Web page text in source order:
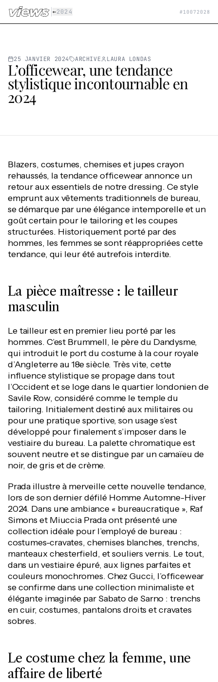
Aller au contenu principal
←2024 # 10072028
25 JANVIER 2024 ARCHIVE LAURA LONDAS
L’officewear, une tendance
stylistique incontournable en
2024
Blazers, costumes, chemises et jupes crayon
rehaussés, la tendance officewear annonce un
retour aux essentiels de notre dressing. Ce style
emprunt aux vêtements traditionnels de bureau,
se démarque par une élégance intemporelle et un
goût certain pour le tailoring et les coupes
structurées. Historiquement porté par des
hommes, les femmes se sont réappropriées cette
tendance, qui leur été autrefois interdite.
La pièce maîtresse : le tailleur
masculin
Le tailleur est en premier lieu porté par les
hommes. C’est Brummell, le père du Dandysme,
qui introduit le port du costume à la cour royale
d’Angleterre au 18e siècle. Très vite, cette
influence stylistique se propage dans tout
l’Occident et se loge dans le quartier londonien de
Savile Row, considéré comme le temple du
tailoring. Initialement destiné aux militaires ou
pour une pratique sportive, son usage s’est
développé pour finalement s’imposer dans le
vestiaire du bureau. La palette chromatique est
souvent neutre et se distingue par un camaïeu de
noir, de gris et de crème.
Prada illustre à merveille cette nouvelle tendance,
lors de son dernier défilé Homme Automne-Hiver
2024. Dans une ambiance « bureaucratique », Raf
Simons et Miuccia Prada ont présenté une
collection idéale pour l’employé de bureau :
costumes-cravates, chemises blanches, trenchs,
manteaux chesterfield, et souliers vernis. Le tout,
dans un vestiaire épuré, aux lignes parfaites et
couleurs monochromes. Chez Gucci, l’officewear
se confirme dans une collection minimaliste et
élégante imaginée par Sabato de Sarno : trenchs
en cuir, costumes, pantalons droits et cravates
sobres.
Le costume chez la femme, une
affaire de liberté